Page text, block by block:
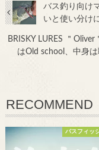
バス釣り向け
いと使い分け
BRISKY LURES ＂
はOld school、中身
RECOMMEND
バスフィッ